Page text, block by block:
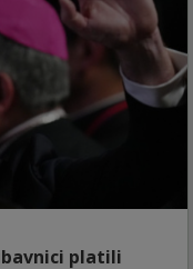
platili